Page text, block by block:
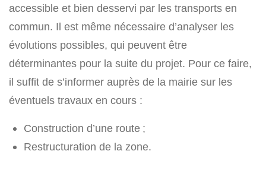
accessible et bien desservi par les transports en
commun. Il est même nécessaire d’analyser les
évolutions possibles, qui peuvent être
déterminantes pour la suite du projet. Pour ce faire,
il suffit de s’informer auprès de la mairie sur les
éventuels travaux en cours :
Construction d’une route ;
Restructuration de la zone.